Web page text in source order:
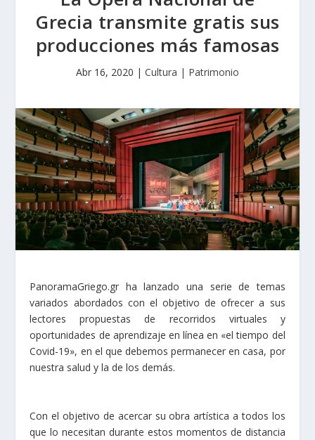
Grecia transmite gratis sus
producciones más famosas
Abr 16, 2020 | Cultura | Patrimonio
PanoramaGriego.gr ha lanzado una serie de temas
variados abordados con el objetivo de ofrecer a sus
lectores propuestas de recorridos virtuales y
oportunidades de aprendizaje en línea en «el tiempo del
Covid-19», en el que debemos permanecer en casa, por
nuestra salud y la de los demás.
Con el objetivo de acercar su obra artística a todos los
que lo necesitan durante estos momentos de distancia